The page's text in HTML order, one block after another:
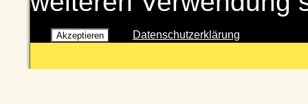
Akzeptieren Datenschutzerklärung